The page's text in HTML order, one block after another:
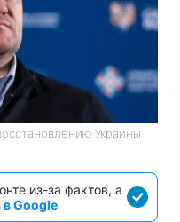
Украины
из-за фактов, а
Google